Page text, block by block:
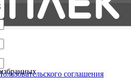
соглашения